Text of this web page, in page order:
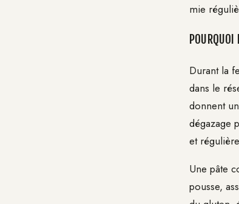
mie
Durant la
dans le
donnent
dégazage
et
Une pâte
pousse,